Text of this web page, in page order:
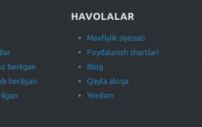
berilgan
berilgan
HAVOLALAR
Maxfiylik siyosati
Foydalanish shartlari
Blog
Qayta aloqa
Yordam